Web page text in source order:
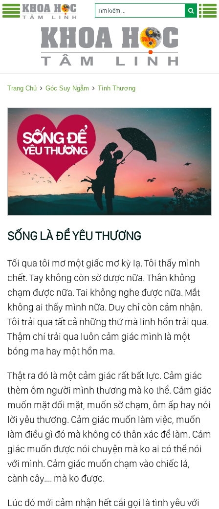
Trang Chủ Góc Suy Ngẫm Tình Thương
SỐNG LÀ ĐỂ YÊU THƯƠNG
Tối qua tôi mơ một giấc mơ kỳ lạ. Tôi thấy mình
chết. Tay không còn sờ được nữa. Thân không
chạm được nữa. Tai không nghe được nữa. Mắt
không ai thấy mình nữa. Duy chỉ còn cảm nhận.
Tôi trải qua tất cả những thứ mà linh hồn trải qua.
Thậm chí trải qua luôn cảm giác mình là một
bóng ma hay một hồn ma.
Thật ra đó là một cảm giác rất bất lực. Cảm giác
thèm ôm người mình thương mà ko thể. Cảm giác
muốn mặt đối mặt, muốn sờ chạm, ôm ấp hay nói
lời yêu thương. Cảm giác muốn làm việc, muốn
làm điều gì đó mà không có thân xác để làm. Cảm
giác muốn được nói chuyện mà ko ai có thể nói
với mình. Cảm giác muốn chạm vào chiếc lá,
cành cây.... mà ko được.
Lúc đó mới cảm nhận hết cái gọi là tình yêu với